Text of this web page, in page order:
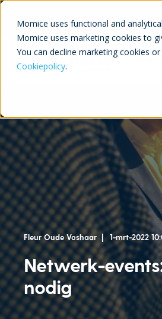
Momice uses functional and
Momice uses marketing cookies to
You can decline marketing cookies
Cookiepolicy.
Fleur Oude Voshaar 1-mrt-2022
Netwerk-
nodig